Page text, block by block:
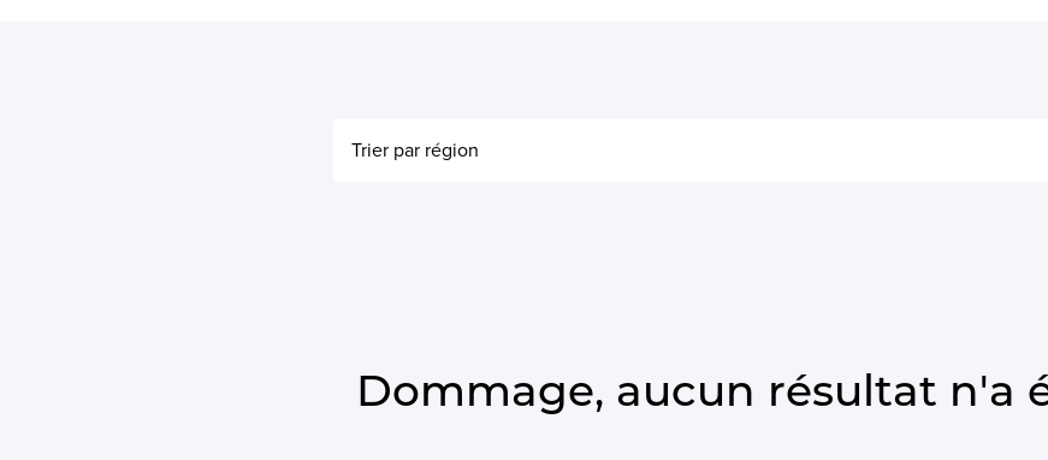
Trier par région
Dommage, aucun résultat n'a